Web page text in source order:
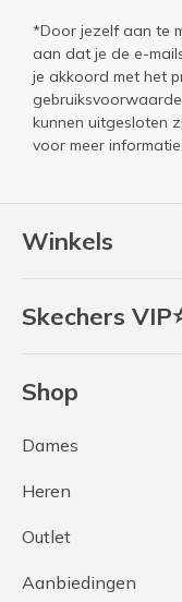
Winkels
Skechers
Shop
Dames
Heren
Outlet
Aanbiedingen
*Door jezelf aan te
aan dat je de e-
je akkoord met het
kunnen uitgesloten
voor meer informatie.